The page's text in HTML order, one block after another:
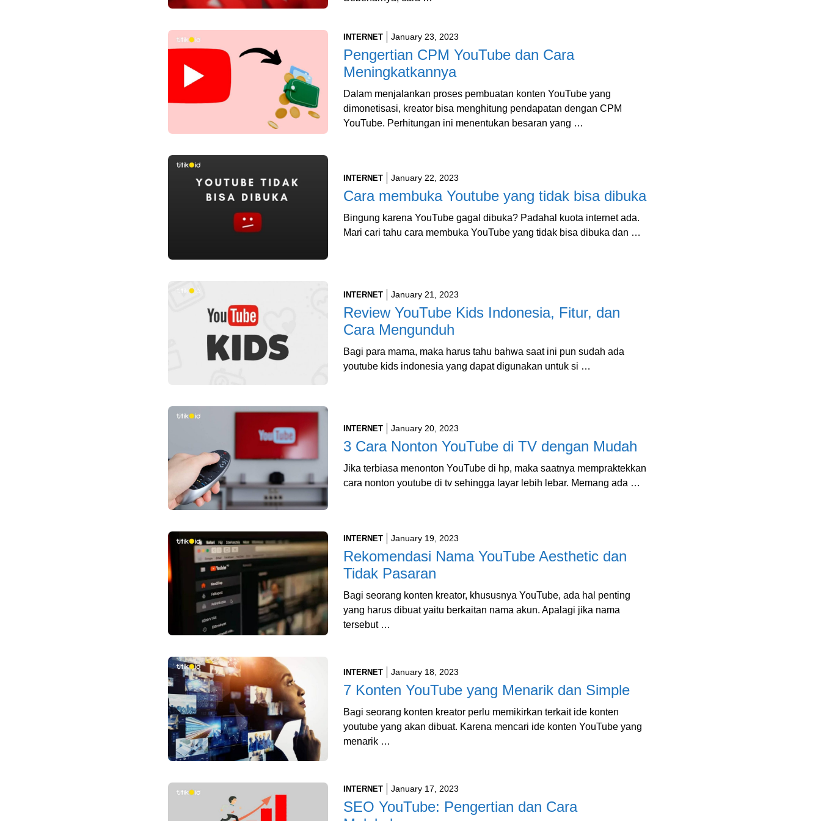
INTERNET January 23, 2023
Pengertian CPM YouTube dan Cara
Meningkatkannya
Dalam menjalankan proses pembuatan konten YouTube yang
dimonetisasi, kreator bisa menghitung pendapatan dengan CPM
YouTube. Perhitungan ini menentukan besaran yang …
INTERNET January 22, 2023
Cara membuka Youtube yang tidak bisa dibuka
Bingung karena YouTube gagal dibuka? Padahal kuota internet ada.
Mari cari tahu cara membuka YouTube yang tidak bisa dibuka dan …
INTERNET January 21, 2023
Review YouTube Kids Indonesia, Fitur, dan
Cara Mengunduh
Bagi para mama, maka harus tahu bahwa saat ini pun sudah ada
youtube kids indonesia yang dapat digunakan untuk si …
INTERNET January 20, 2023
3 Cara Nonton YouTube di TV dengan Mudah
Jika terbiasa menonton YouTube di hp, maka saatnya mempraktekkan
cara nonton youtube di tv sehingga layar lebih lebar. Memang ada …
INTERNET January 19, 2023
Rekomendasi Nama YouTube Aesthetic dan
Tidak Pasaran
Bagi seorang konten kreator, khususnya YouTube, ada hal penting
yang harus dibuat yaitu berkaitan nama akun. Apalagi jika nama
tersebut …
INTERNET January 18, 2023
7 Konten YouTube yang Menarik dan Simple
Bagi seorang konten kreator perlu memikirkan terkait ide konten
youtube yang akan dibuat. Karena mencari ide konten YouTube yang
menarik …
INTERNET January 17, 2023
SEO YouTube: Pengertian dan Cara